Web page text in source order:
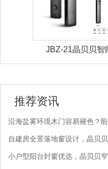
JBZ-21晶贝贝智
推荐资讯
沿海盐雾环境木门容易褪色？
自建房全景落地窗设计，晶贝
小户型阳台封窗优选，晶贝贝